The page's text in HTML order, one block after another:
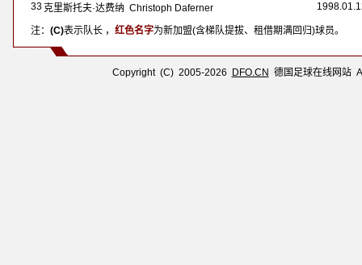
33 克里斯托夫·达费纳 Christoph Daferner
注： (C)表示队长 ， 红色名字为新加盟(含梯队提拔、租借期满回归)球员。
Copyright (C) 2005-2026 DFO.CN 德国足球在线网站